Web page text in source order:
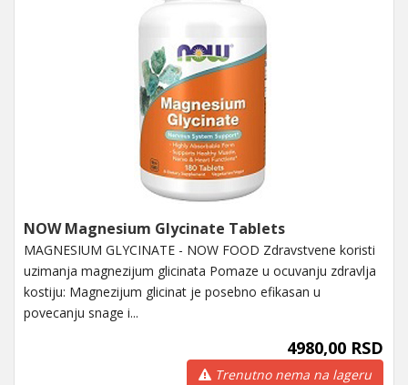
NOW Magnesium Glycinate Tablets
MAGNESIUM GLYCINATE - NOW FOOD Zdravstvene koristi
uzimanja magnezijum glicinata Pomaze u ocuvanju zdravlja
kostiju: Magnezijum glicinat je posebno efikasan u
povecanju snage i...
4980,00 RSD
Trenutno nema na lageru